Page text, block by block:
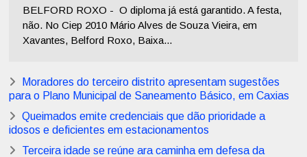
BELFORD ROXO - O diploma já está garantido. A festa,
não. No Ciep 2010 Mário Alves de Souza Vieira, em
Xavantes, Belford Roxo, Baixa...
Moradores do terceiro distrito apresentam sugestões
para o Plano Municipal de Saneamento Básico, em Caxias
Queimados emite credenciais que dão prioridade a
idosos e deficientes em estacionamentos
Terceira idade se reúne ara caminha em defesa da